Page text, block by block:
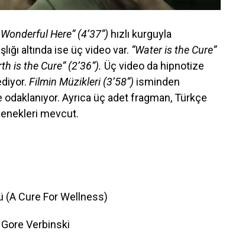
Here” (4’37”) hızlı kurguyla
altında ise üç video var. “Water is the Cure”
is the Cure” (2’36”). Üç video da hipnotize
Filmin Müzikleri (3’58”) isminden
Ayrıca üç adet fragman, Türkçe
mevcut.
(A Cure For Wellness)
Verbinski